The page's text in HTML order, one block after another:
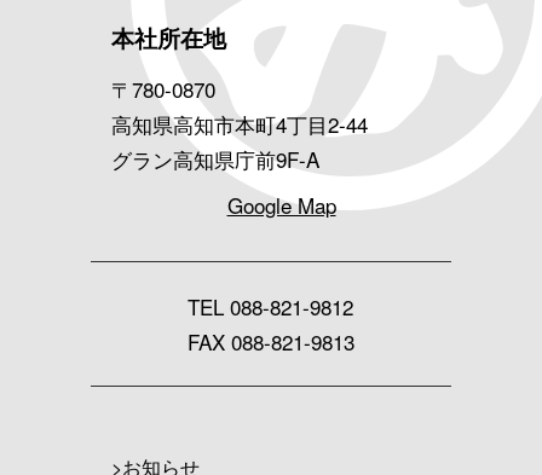
本社所在地
〒780-0870
高知県高知市本町4丁目2-44
グラン高知県庁前9F-A
Google Map
TEL088-821-9812
FAX 088-821-9813
お知らせ